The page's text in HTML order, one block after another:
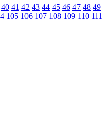
40 41 42 43 44 45 46 47 48 49
105 106 107 108 109 110 111